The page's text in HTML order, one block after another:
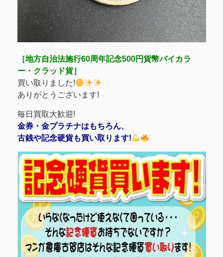
［地方自治法施行60周年記念500円貨幣バイカラ
ー・クラッド貨］
買い取りました!
ありがとうございます!
毎日買取大歓迎!
金券・金プラチナはもちろん、
古銭や記念硬貨も買い取ります!